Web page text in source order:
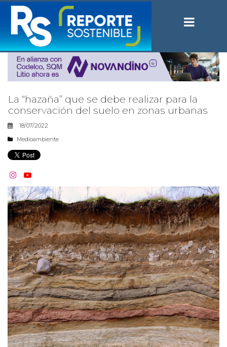
La “hazaña” que se debe realizar para la
conservación del suelo en zonas urbanas
18/07/2022
Medioambiente
 